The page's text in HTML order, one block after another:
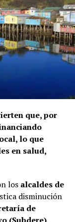
de registros
Fonasa y el
de la
de las
si ha iniciado
a cada
las
que, por
lo que
en salud,
los alcaldes de
disminución
de
(Subdere),